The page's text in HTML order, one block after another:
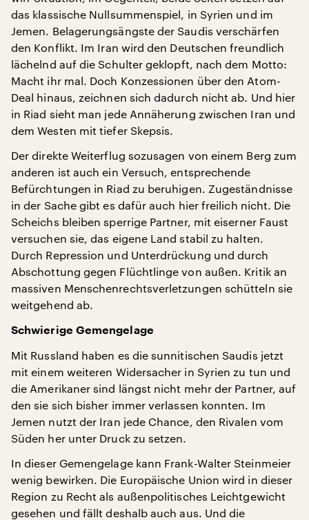
das klassische Nullsummenspiel, in Syrien und im
Jemen. Belagerungsängste der Saudis verschärfen
den Konflikt. Im Iran wird den Deutschen freundlich
lächelnd auf die Schulter geklopft, nach dem Motto:
Macht ihr mal. Doch Konzessionen über den Atom-
Deal hinaus, zeichnen sich dadurch nicht ab. Und hier
in Riad sieht man jede Annäherung zwischen Iran und
dem Westen mit tiefer Skepsis.
Der direkte Weiterflug sozusagen von einem Berg zum
anderen ist auch ein Versuch, entsprechende
Befürchtungen in Riad zu beruhigen. Zugeständnisse
in der Sache gibt es dafür auch hier freilich nicht. Die
Scheichs bleiben sperrige Partner, mit eiserner Faust
versuchen sie, das eigene Land stabil zu halten.
Durch Repression und Unterdrückung und durch
Abschottung gegen Flüchtlinge von außen. Kritik an
massiven Menschenrechtsverletzungen schütteln sie
weitgehend ab.
Schwierige Gemengelage
Mit Russland haben es die sunnitischen Saudis jetzt
mit einem weiteren Widersacher in Syrien zu tun und
die Amerikaner sind längst nicht mehr der Partner, auf
den sie sich bisher immer verlassen konnten. Im
Jemen nutzt der Iran jede Chance, den Rivalen vom
Süden her unter Druck zu setzen.
In dieser Gemengelage kann Frank-Walter Steinmeier
wenig bewirken. Die Europäische Union wird in dieser
Region zu Recht als außenpolitisches Leichtgewicht
gesehen und fällt deshalb auch aus. Und die